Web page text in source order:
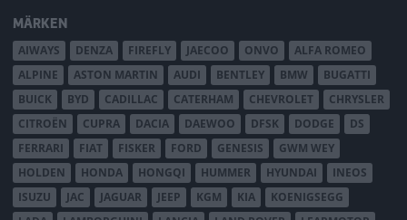
MÄRKEN
AIWAYS DENZA FIREFLY JAECOO ONVO
ALFA ROMEO
ALPINE
ASTON MARTIN AUDI BENTLEY BMW
BUGATTI
BUICK
BYD CADILLAC CATERHAM CHEVROLET
CHRYSLER
CITROËN
CUPRA DACIA DAEWOO DFSK DODGE
DS
FERRARI
FIAT FISKER FORD GENESIS
GWM WEY
HOLDEN
HONDA HONGQI HUMMER HYUNDAI
INEOS
ISUZU
JAC JAGUAR JEEP KGM KIA
KOENIGSEGG